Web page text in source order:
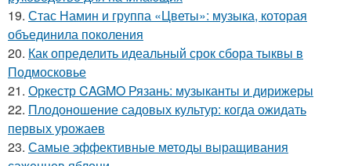
19. Стас Намин и группа «Цветы»: музыка, которая
объединила поколения
20. Как определить идеальный срок сбора тыквы в
Подмосковье
21. Оркестр CAGMO Рязань: музыканты и дирижеры
22. Плодоношение садовых культур: когда ожидать
первых урожаев
23. Самые эффективные методы выращивания